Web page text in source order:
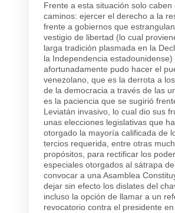
Frente a esta situación solo caben
caminos: ejercer el derecho a la
frente a gobiernos que
vestigio de libertad (lo cual
larga tradición plasmada en la
la Independencia estadounidense)
afortunadamente pudo hacer el
venezolano, que es la derrota a
de la democracia a través de las
es la paciencia que se sugirió
Leviatán invasivo, lo cual dio sus
unas elecciones legislativas que
otorgado la mayoría calificada de
tercios requerida, entre otras
propósitos, para rectificar los
especiales otorgados al sátrapa
convocar a una Asamblea
dejar sin efecto los dislates del
incluso la opción de llamar a un
revocatorio contra el presidente